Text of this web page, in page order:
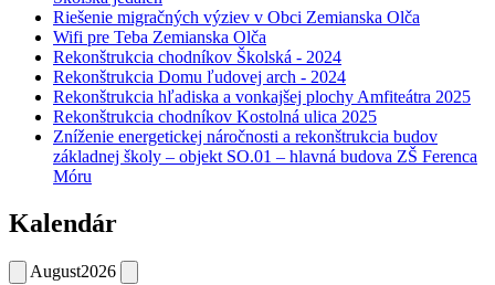
Riešenie migračných výziev v Obci Zemianska Olča
Wifi pre Teba Zemianska Olča
Rekonštrukcia chodníkov Školská - 2024
Rekonštrukcia Domu ľudovej arch - 2024
Rekonštrukcia hľadiska a vonkajšej plochy Amfiteátra 2025
Rekonštrukcia chodníkov Kostolná ulica 2025
Zníženie energetickej náročnosti a rekonštrukcia budov
základnej školy – objekt SO.01 – hlavná budova ZŠ Ferenca
Móru
Kalendár
August2026